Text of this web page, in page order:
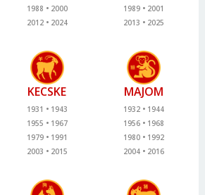
1988
2000
2012
2024
1989
2001
2013
2025
KECSKE
1931
1943
1955
1967
1979
1991
2003
2015
MAJOM
1932
1944
1956
1968
1980
1992
2004
2016